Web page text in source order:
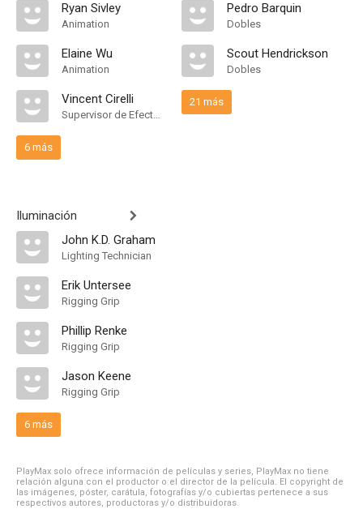
Ryan Sivley
Animation
Elaine Wu
Animation
Vincent Cirelli
Supervisor de Efectos Visuales
6 más
Iluminación
John K.D. Graham
Lighting Technician
Erik Untersee
Rigging Grip
Phillip Renke
Rigging Grip
Jason Keene
Rigging Grip
6 más
Pedro Barquin
Dobles
Scout Hendrickson
Dobles
21 más
PlayMax solo ofrece información de películas y series, PlayMax no tiene
relación alguna con el productor o el director de la película. El copyright de
las imágenes, póster, carátula, fotografías y/o cubiertas pertenece a sus
respectivos autores, productoras y/o distribuidoras.